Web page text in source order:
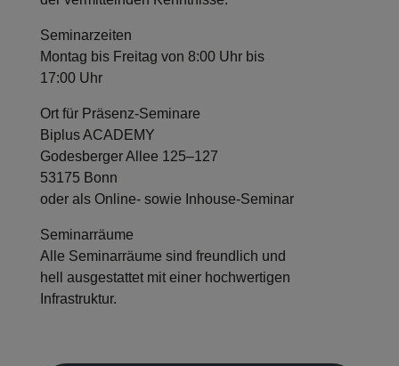
Seminarzeiten
Montag bis Freitag von 8:00 Uhr bis
17:00 Uhr
Ort für Präsenz-Seminare
Biplus ACADEMY
Godesberger Allee 125–127
53175 Bonn
oder als Online- sowie Inhouse-Seminar
Seminarräume
Alle Seminarräume sind freundlich und
hell ausgestattet mit einer hochwertigen
Infrastruktur.